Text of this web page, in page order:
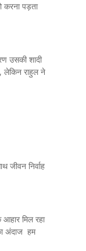
करना पड़ता
उसकी शादी
लेकिन राहुल ने
जीवन निर्वाह
मिल रहा
अंदाज हम